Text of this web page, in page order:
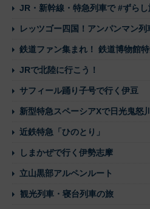
JR・新幹線・特急列車で #ずらし
レッツゴー四国！アンパンマン列
鉄道ファン集まれ！ 鉄道博物館
JRで北陸に行こう！
サフィール踊り子号で行く伊豆
新型特急スペーシアXで日光鬼怒
近鉄特急「ひのとり」
しまかぜで行く伊勢志摩
立山黒部アルペンルート
観光列車・寝台列車の旅